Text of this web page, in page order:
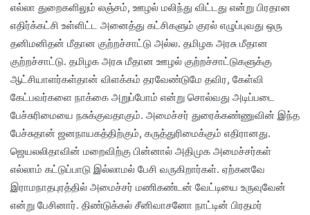
எல்லா துறைகளிலும் லஞ்சம், ஊழல் மலிந்து விட்டது என்று பிரதான
எதிர்க்கட்சி உள்ளிட்ட அனைத்து கட்சிகளும் குரல் எழுப்புவது ஒரு
தனிமனிதன் மீதான குற்றச்சாட்டு அல்ல. தமிழக அரசு மீதான
குற்றச்சாட்டு. தமிழக அரசு மீதான ஊழல் குற்றச்சாட்டுகளுக்கு
ஆட்சியாளர்கள்தான் விளக்கம் தரவேண்டுமே தவிர, கேள்வி
கேட்பவர்களை நாக்கை அறுப்போம் என்று சொல்வது அடிப்படை
பேச்சுரிமையை நசுக்குவதாகும். அமைச்சர் துரைக்கண்ணுவின் இந்த
பேச்சுதான் ஜனநாயகத்திற்கும், கருத்துரிமைக்கும் எதிரானது.
ஜெயலலிதாவின் மறைவிற்கு பின்னால் அதிமுக அமைச்சர்கள்
எல்லாம் கட்டுப்பாடு இல்லாமல் பேசி வருகிறார்கள். ஏற்கனவே
இராமநாதபுரத்தில் அமைச்சர் மணிகண்டன் வேட்டியை உருவுவேன்
என்று பேசினார். திண்டுக்கல் சீனிவாசனோ நாட்டின் பிரதமர்